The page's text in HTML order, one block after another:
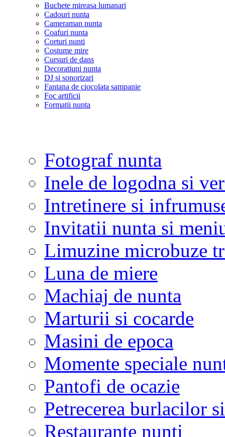
Buchete mireasa lumanari
Cadouri nunta
Cameraman nunta
Coafuri nunta
Corturi nunti
Costume mire
Cursuri de dans
Decoratiuni nunta
DJ si sonorizari
Fantana de ciocolata sampanie
Foc artificii
Formatii nunta
Fotograf nunta
Inele de logodna si
Intretinere si
Invitatii nunta si
Limuzine microbuze
Luna de miere
Machiaj de nunta
Marturii si cocarde
Masini de epoca
Momente speciale
Pantofi de ocazie
Petrecerea burlacilor
Restaurante nunti